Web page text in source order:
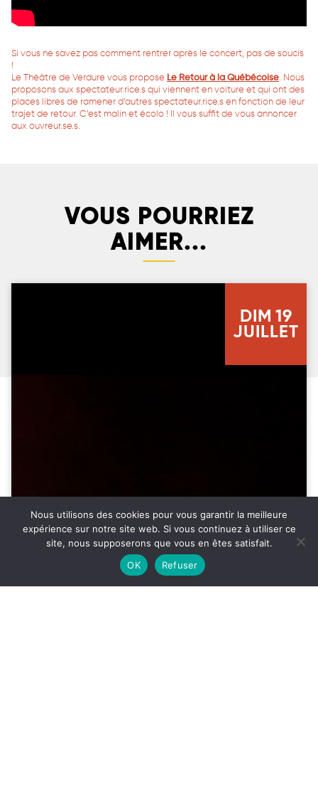
ACCÈS
31°
SON
Si vous ne savez pas comment rentrer après le concert, pas de soucis
!
Le Théâtre de Verdure vous propose Le Retour à la Québécoise. Nous
proposons aux spectateur.rice.s qui viennent en voiture et qui ont des
places libres de ramener d’autres spectateur.rice.s en fonction de leur
trajet de retour. C’est malin et écolo ! Il vous suffit de vous annoncer
aux ouvreur.se.s.
VOUS POURRIEZ
AIMER...
DIM 19
JUILLET
Nous utilisons des cookies pour vous garantir la meilleure
expérience sur notre site web. Si vous continuez à utiliser ce
site, nous supposerons que vous en êtes satisfait.
OK
Refuser